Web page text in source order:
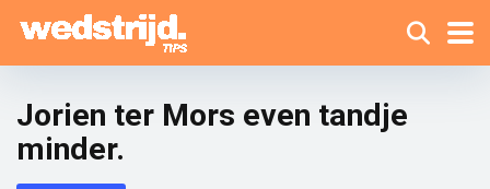
Jorien ter Mors even tandje
minder.